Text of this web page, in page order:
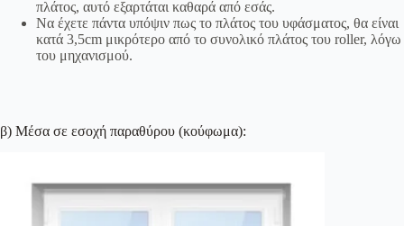
πλάτος, αυτό εξαρτάται καθαρά από εσάς.
Να έχετε πάντα υπόψιν πως το πλάτος του υφάσματος, θα είναι
κατά 3,5cm μικρότερο από το συνολικό πλάτος του roller, λόγω
του μηχανισμού.
β) Μέσα σε εσοχή παραθύρου (κούφωμα):